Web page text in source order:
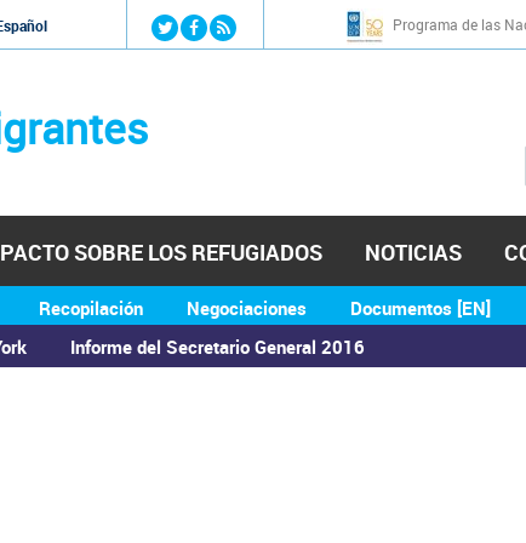
Jump to navigation Programa de las
Informe del Secretario General 2016
Recopilación Negociaciones Documentos [EN]
PACTO SOBRE LOS REFUGIADOS NOTICIAS